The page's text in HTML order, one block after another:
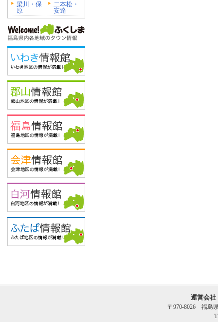
梁川・保
原
二本松・
安達
運営会
〒970-8026 福島